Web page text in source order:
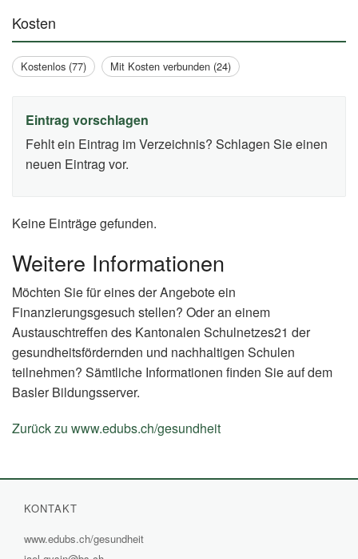
Keine Einträge gefunden.
Weitere Informationen
Möchten Sie für eines der Angebote ein
Finanzierungsgesuch stellen? Oder an einem
Austauschtreffen des Kantonalen Schulnetzes21 der
gesundheitsfördernden und nachhaltigen Schulen
teilnehmen? Sämtliche Informationen finden Sie auf dem
Basler Bildungsserver.
Zurück zu www.edubs.ch/gesundheit
Kosten
Kostenlos (77) Mit Kosten verbunden (24)
Eintrag vorschlagen
Fehlt ein Eintrag im Verzeichnis? Schlagen Sie einen
neuen Eintrag vor.
KONTAKT
www.edubs.ch/gesundheit